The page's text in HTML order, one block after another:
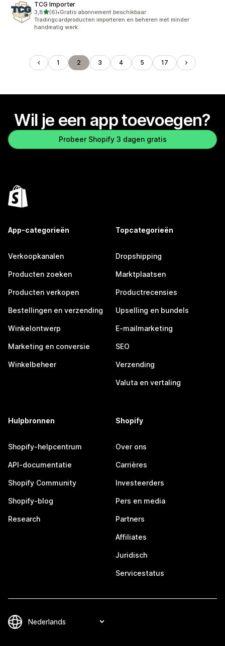
TCG Importer
3,8van 5 sterren
(6)
6 recensies in totaal
•Gratis abonnement beschikbaar
Tradingcardproducten importeren en beheren met minder
handmatig werk.
1 2 3 4 5 17
Wil je een app toevoegen?
Probeer Shopify 3 dagen gratis
App-categorieën
Verkoopkanalen
Producten zoeken
Producten verkopen
Bestellingen en verzending
Winkelontwerp
Marketing en conversie
Winkelbeheer
Topcategorieën
Dropshipping
Marktplaatsen
Productrecensies
Upselling en bundels
E-mailmarketing
SEO
Verzending
Valuta en vertaling
Hulpbronnen
Shopify-helpcentrum
API-documentatie
Shopify Community
Shopify-blog
Research
Shopify
Over ons
Carrières
Investeerders
Pers en media
Partners
Affiliates
Juridisch
Servicestatus